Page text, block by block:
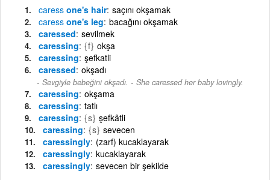
caress one's hair saçını okşamak
caress one's leg bacağını okşamak
caressed sevilmek
caressing {f} okşa
caressing şefkatli
caressed okşadı
Sevgiyle bebeğini okşadı. - She caressed her baby lovingly.
caressing okşama
caressing tatlı
caressing {s} şefkâtli
caressing {s} sevecen
caressingly (zarf) kucaklayarak
caressingly kucaklayarak
caressingly sevecen bir şekilde